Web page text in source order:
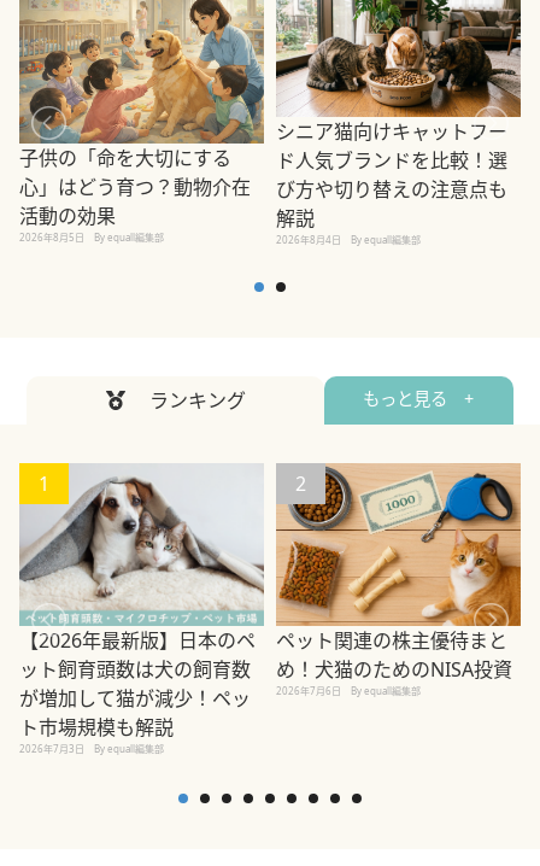
子供の「命を大切にする
心」はどう育つ？動物介在
活動の効果
2026年8月5日 By equall編集部
シニア猫向けキャットフー
ド人気ブランドを比較！選
び方や切り替えの注意点も
解説
2026年8月4日 By equall編集部
ランキング もっと見る +
1
【2026年最新版】日本のペ
ット飼育頭数は犬の飼育数
が増加して猫が減少！ペッ
ト市場規模も解説
2026年7月3日 By equall編集部
2
ペット関連の株主優待まと
め！犬猫のためのNISA投資
2026年7月6日 By equall編集部